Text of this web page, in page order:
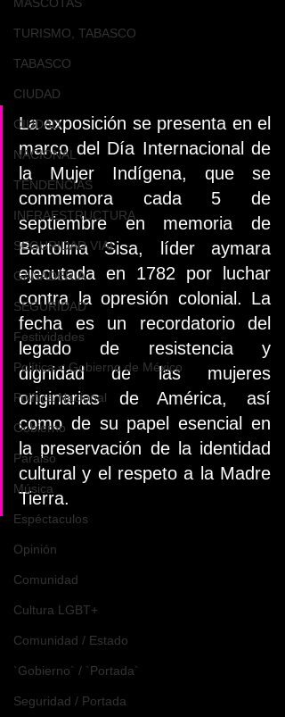
TURISMO, TABASCO
TABASCO
CIUDAD
CIUDAD
NACIONAL
TENDENCIAS
INFRAESTRUCTURA
SEGURIDAD VIAL
GANADERIA
SEGURIDAD
Festividades
Política < Gobierno de México
Política Nacional
Gobierno
Paraiso
Música
Espéctaculos
Opinión
Comunidad
Cultura LGBT+
Comunidad / Estado
`Gobierno` / `Portada`
Seguridad / Portada
La exposición se presenta en el
marco del Día Internacional de
la Mujer Indígena, que se
conmemora cada 5 de
septiembre en memoria de
Bartolina Sisa, líder aymara
ejecutada en 1782 por luchar
contra la opresión colonial. La
fecha es un recordatorio del
legado de resistencia y
dignidad de las mujeres
originarias de América, así
como de su papel esencial en
la preservación de la identidad
cultural y el respeto a la Madre
Tierra.